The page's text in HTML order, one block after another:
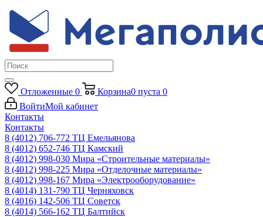
Отложенные 0 Корзина0 пуста 0
ВойтиМой кабинет
Контакты
Контакты
8 (4012) 706-772 ТЦ Емельянова
8 (4012) 652-746 ТЦ Камский
8 (4012) 998-030 Мира «Строительные материалы»
8 (4012) 998-225 Мира «Отделочные материалы»
8 (4012) 998-167 Мира «Электрооборудование»
8 (4014) 131-790 ТЦ Черняховск
8 (4016) 142-506 ТЦ Советск
8 (4014) 566-162 ТЦ Балтийск